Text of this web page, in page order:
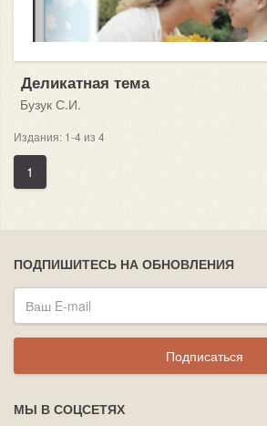
Деликатная тема
Бузук С.И.
Издания: 1-4 из 4
1
ПОДПИШИТЕСЬ НА ОБНОВЛЕНИЯ
Подписаться
МЫ В СОЦСЕТЯХ